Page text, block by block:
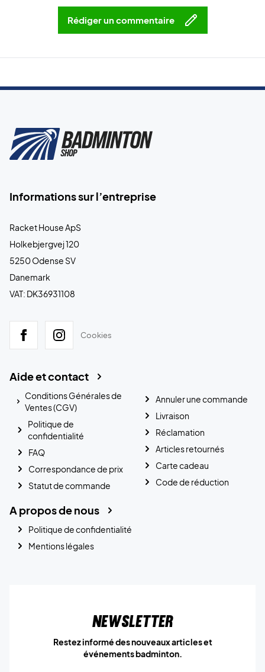
Rédiger un commentaire
Informations sur l’entreprise
Racket House ApS
Holkebjergvej 120
5250 Odense SV
Danemark
VAT: DK36931108
Cookies
Aide et contact
Conditions Générales de
Ventes (CGV)
Politique de
confidentialité
FAQ
Correspondance de prix
Statut de commande
Annuler une commande
Livraison
Réclamation
Articles retournés
Carte cadeau
Code de réduction
A propos de nous
Politique de confidentialité
Mentions légales
Newsletter
Restez informé des nouveaux articles et
événements badminton.